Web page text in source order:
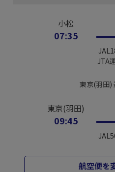
小松
07:35
JTA
東京(羽田)
東京(羽田)
09:45
航空便を